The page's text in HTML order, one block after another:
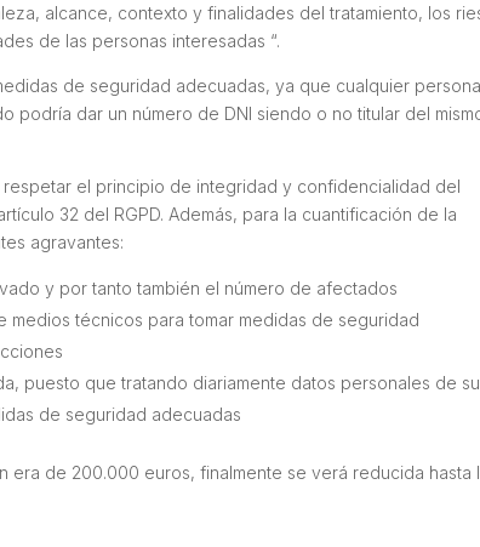
alcance, contexto y finalidades del tratamiento, los
de las personas interesadas “.
de seguridad adecuadas, ya que cualquier persona
podría dar un número de DNI siendo o no titular del
el principio de integridad y confidencialidad del
32 del RGPD. Además, para la cuantificación de la
agravantes:
y por tanto también el número de afectados
técnicos para tomar medidas de seguridad
puesto que tratando diariamente datos personales de
de seguridad adecuadas
era de 200.000 euros, finalmente se verá reducida hasta